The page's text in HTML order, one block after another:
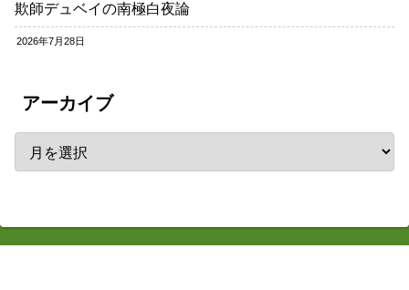
欺師デュベイの南極白夜論
2026年7月28日
アーカイブ